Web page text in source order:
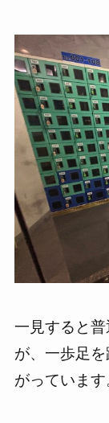
一見すると
が、一歩足
がっています